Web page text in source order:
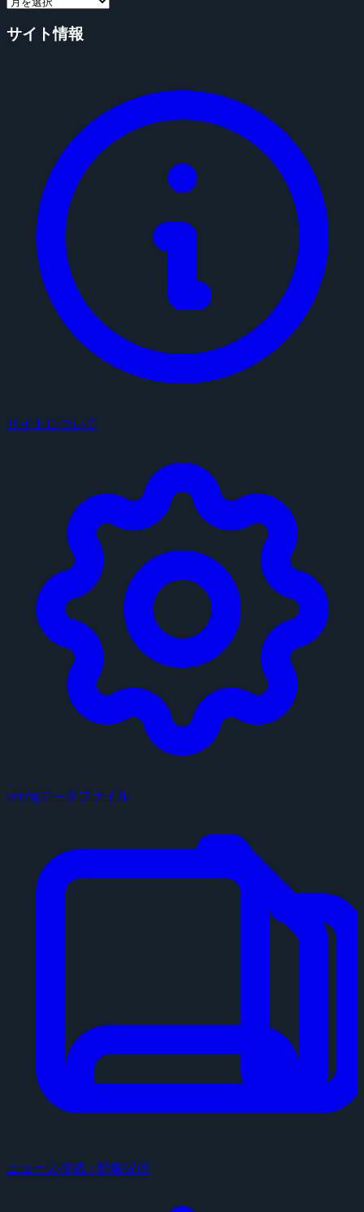
サイト情報
サイトについて
configデータファイル
ニュース投稿・情報提供